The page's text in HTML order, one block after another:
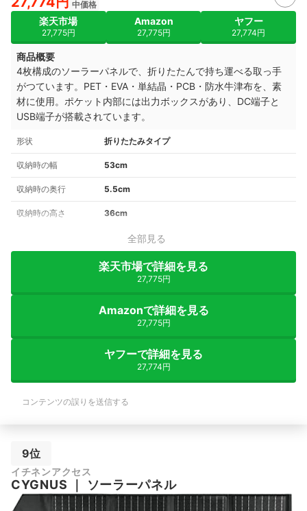
中価格
楽天市場
27,775円
Amazon
27,775円
ヤフー
27,774円
商品概要
4枚構成のソーラーパネルで、折りたたんで持ち運べる取っ手
がつています。PET・EVA・単結晶・PCB・防水牛津布を、素
材に使用。 ポケット内部には出力ボックスがあり、DC端子と
USB端子が搭載されています。
形状 折りたたみタイプ
収納時の幅 53cm
収納時の奥行 5.5cm
収納時の高さ 36cm
全部見る
楽天市場で詳細を見る
27,775円
Amazonで詳細を見る
27,775円
ヤフーで詳細を見る
27,774円
コンテンツの誤りを送信する
9位
イチネンアクセス
CYGNUS ｜ ソーラーパネル